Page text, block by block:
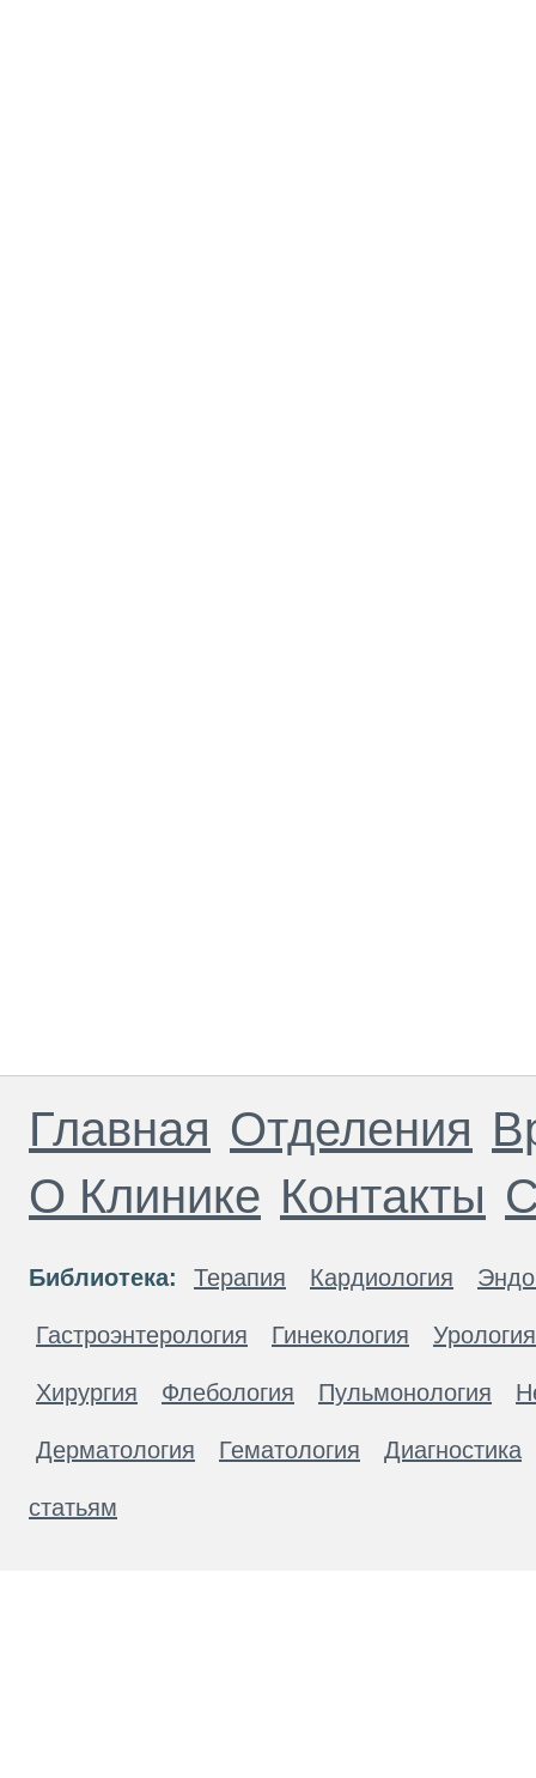
Главная Отделения
О Клинике Контакты
Библиотека: Терапия Кардиология
Гастроэнтерология Гинекология Урология
Хирургия Флебология Пульмонология
Дерматология Гематология Диагностика
статьям